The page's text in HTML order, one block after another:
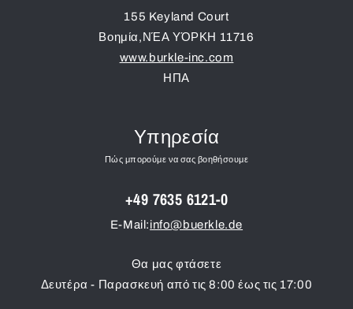
155 Keyland Court
Βοημία, ΝΈΑ ΥΌΡΚΗ 11716
www.burkle-inc.com
ΗΠΑ
Υπηρεσία
Πώς μπορούμε να σας βοηθήσουμε
+49 7635 6121-0
E-Mail:info@buerkle.de
Θα μας φτάσετε
Δευτέρα - Παρασκευή από τις 8:00 έως τις 17:00